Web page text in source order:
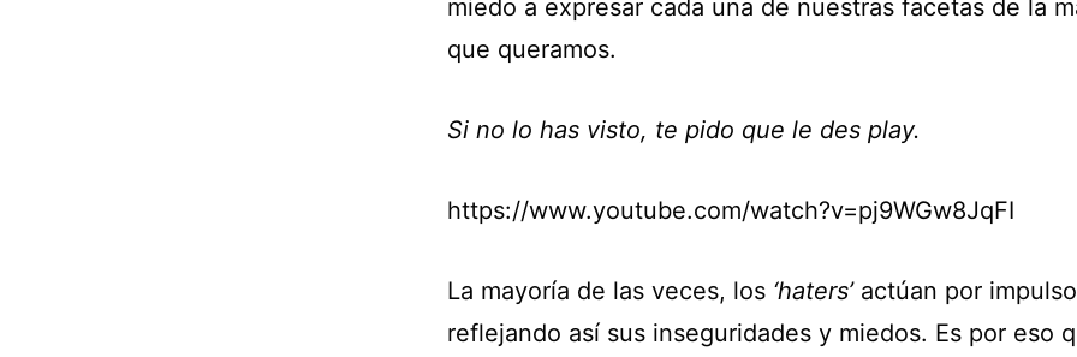
miedo a expresar cada una de nuestras facetas de la
que queramos.
Si no lo has visto, te pido que le des play.
https://www.youtube.com/watch?v=pj9WGw8JqFI
La mayoría de las veces, los ‘haters’actúan por
reflejando así sus inseguridades y miedos. Es por eso